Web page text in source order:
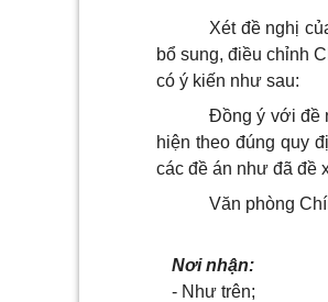
Xét đề nghị
bổ sung, điều chỉnh
có ý kiến như sau:
Đồng ý với đề
hiện theo đúng quy
các đề án như đã đề
Văn phòng
Nơi nhận:
- Như trên;